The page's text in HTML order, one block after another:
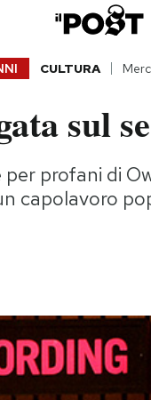
CULTURA
sul
profani di
capolavoro